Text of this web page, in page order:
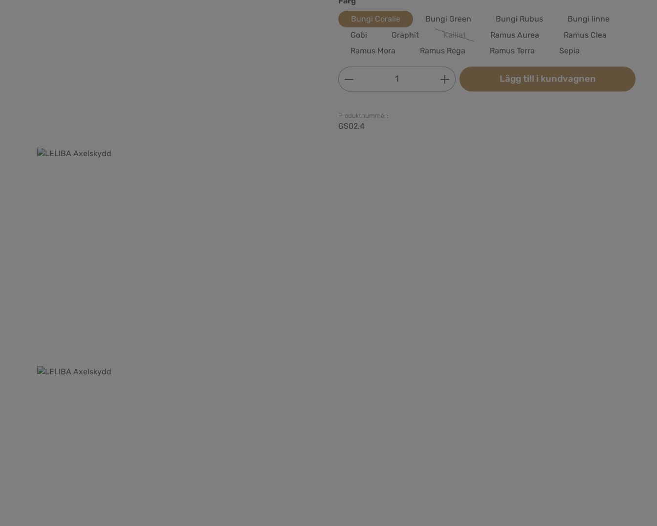
Bungi Coralie
Bungi Green Bungi Rubus
Bungi linne
Gobi
Graphit Kalliat
(Det här alternativet är för närvarande inte tillgängligt.)
Ramus Aurea
Ramus Clea
Ramus Mora
Ramus Rega Ramus Terra Sepia
Produktkvantitet: Ange önskat belopp eller använd
Lägg till i kundvagnen
Produktnummer:
GS02.4